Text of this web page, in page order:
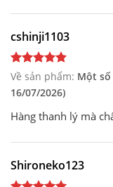
cshinji1103
Về sản phẩm: Một
16/07/2026)
Hàng thanh lý mà
Shironeko123